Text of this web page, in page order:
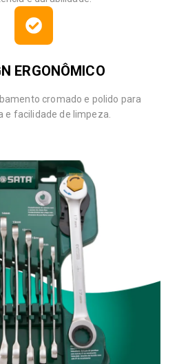
ERGONÔMICO
cromado e polido para
e facilidade de limpeza.